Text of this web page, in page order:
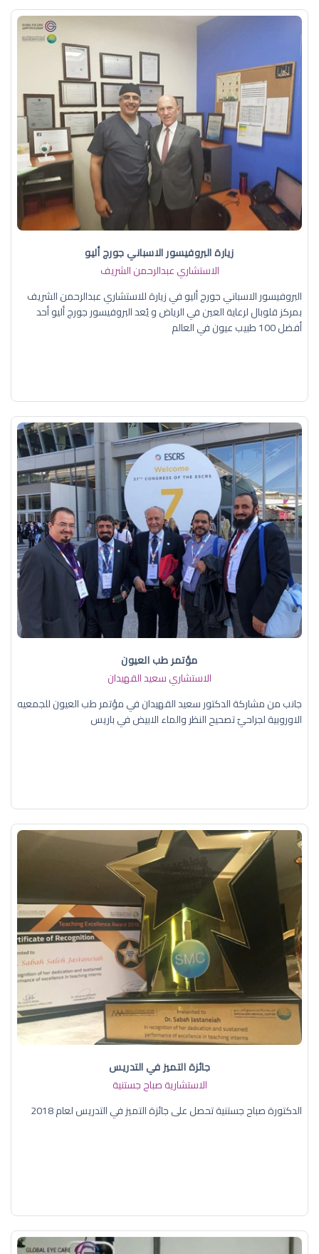
زيارة البروفيسور الاسباني جورج أليو
الاستشاري عبدالرحمن الشريف
البروفيسور الاسباني جورج أليو في زيارة للاستشاري عبدالرحمن الشريف
بمركز قلوبال لرعاية العين في الرياض و يُعد البروفيسور جورج أليو أحد
أفضل 100 طبيب عيون في العالم
مؤتمر طب العيون
الاستشاري سعيد القهيدان
جانب من مشاركة الدكتور سعيد القهيدان في مؤتمر طب العيون للجمعيه
الاوروبية لجراحيّ تصحيح النظر والماء الابيض في باريس
جائزة التميز في التدريس
الاستشارية صباح جستنية
الدكتورة صباح جستنية تحصل على جائزة التميز في التدريس لعام 2018